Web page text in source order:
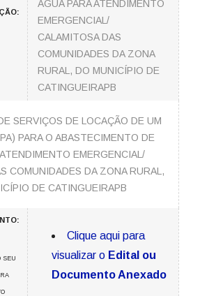
ÁGUA PARA ATENDIMENTO
EMERGENCIAL/
CALAMITOSA DAS
COMUNIDADES DA ZONA
RURAL, DO MUNICÍPIO DE
CATINGUEIRAPB
SERVIÇOS DE LOCAÇÃO DE UM
PARA O ABASTECIMENTO DE
EMERGENCIAL/
COMUNIDADES DA ZONA RURAL,
DE CATINGUEIRAPB
SEU
Clique aqui para
visualizar o Edital ou
Documento Anexado